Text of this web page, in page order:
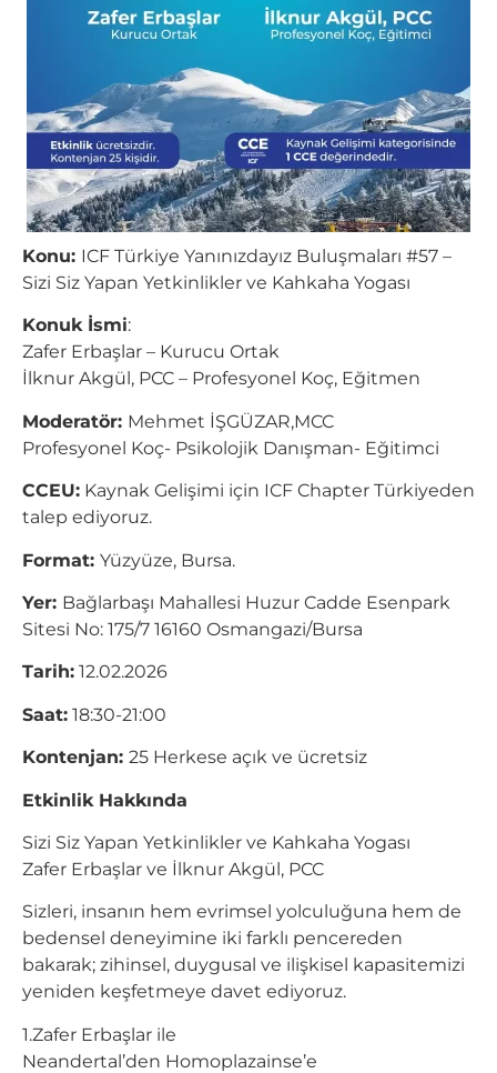
Konu: ICF Türkiye Yanınızdayız Buluşmaları #57 –
Sizi Siz Yapan Yetkinlikler ve Kahkaha Yogası
Konuk İsmi:
Zafer Erbaşlar – Kurucu Ortak
İlknur Akgül, PCC – Profesyonel Koç, Eğitmen
Moderatör: Mehmet İŞGÜZAR,MCC
Profesyonel Koç- Psikolojik Danışman- Eğitimci
CCEU: Kaynak Gelişimi için ICF Chapter Türkiyeden
talep ediyoruz.
Format: Yüzyüze, Bursa.
Yer: Bağlarbaşı Mahallesi Huzur Cadde Esenpark
Sitesi No: 175/7 16160 Osmangazi/Bursa
Tarih: 12.02.2026
Saat: 18:30-21:00
Kontenjan: 25 Herkese açık ve ücretsiz
Etkinlik Hakkında
Sizi Siz Yapan Yetkinlikler ve Kahkaha Yogası
Zafer Erbaşlar ve İlknur Akgül, PCC
Sizleri, insanın hem evrimsel yolculuğuna hem de
bedensel deneyimine iki farklı pencereden
bakarak; zihinsel, duygusal ve ilişkisel kapasitemizi
yeniden keşfetmeye davet ediyoruz.
1.Zafer Erbaşlar ile
Neandertal’den Homoplazainse’e